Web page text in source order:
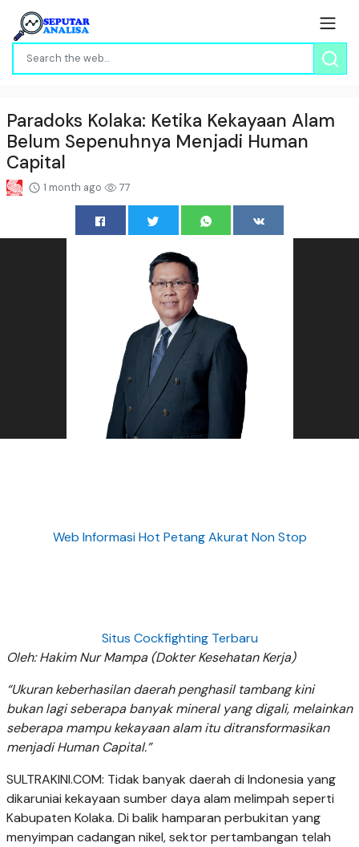
Paradoks Kolaka: Ketika Kekayaan Alam
Belum Sepenuhnya Menjadi Human
Capital
1 month ago 77
Web Informasi Hot Petang Akurat Non Stop
Situs Cockfighting Terbaru
Oleh: Hakim Nur Mampa (Dokter Kesehatan Kerja)
“Ukuran keberhasilan daerah penghasil tambang kini
bukan lagi seberapa banyak mineral yang digali, melainkan
seberapa mampu kekayaan alam itu ditransformasikan
menjadi Human Capital.”
SULTRAKINI.COM: Tidak banyak daerah di Indonesia yang
dikaruniai kekayaan sumber daya alam melimpah seperti
Kabupaten Kolaka. Di balik hamparan perbukitan yang
menyimpan cadangan nikel, sektor pertambangan telah